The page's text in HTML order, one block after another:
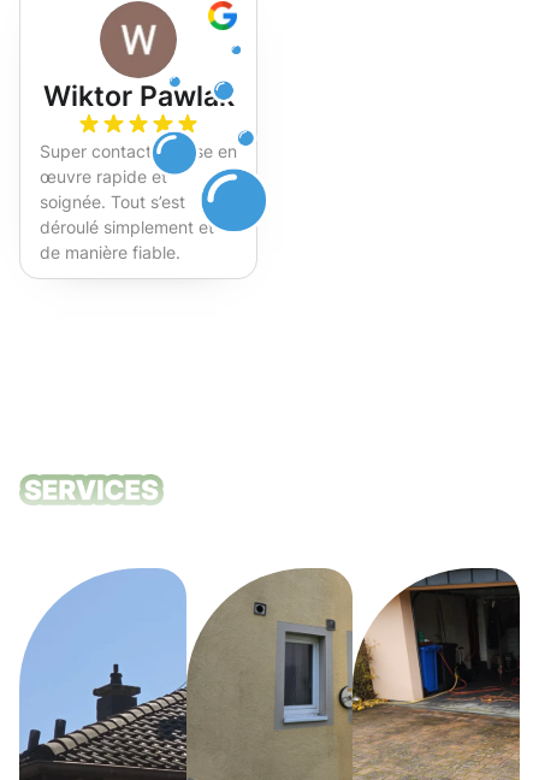
Wiktor Pawlak
Super contact et mise en
œuvre rapide et
soignée. Tout s’est
déroulé simplement et
de manière fiable.
Fortement recommandé !